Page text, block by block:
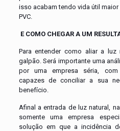
isso acabam tendo vida útil
PVC.
E COMO CHEGAR A UM
Para entender como aliar a
galpão. Será importante uma
por uma empresa séria,
capazes de conciliar a sua
benefício.
Afinal a entrada de luz natural,
somente uma empresa
solução em que a incidência